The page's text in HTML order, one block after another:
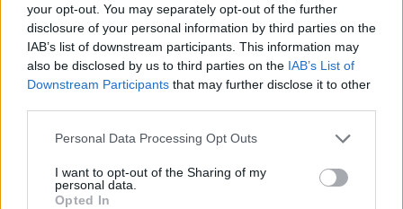
your opt-out. You may separately opt-out of the further
disclosure of your personal information by third parties on the
IAB’s list of downstream participants. This information may
also be disclosed by us to third parties on the IAB’s List of
Downstream Participants that may further disclose it to other
Personal Data Processing Opt Outs
I want to opt-out of the Sharing of my
personal data.
Opted In
Eladó adatai
Eladó: Biksady Galéria
Cím: Törő Tamás
24-26.
9307